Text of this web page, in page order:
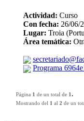
Actividad: Curso
Con fecha: 26/06/
Lugar: Troia
Área temática:
Programa
Página 1 de un total de 1 .
Mostrando del 1 al 2 de un